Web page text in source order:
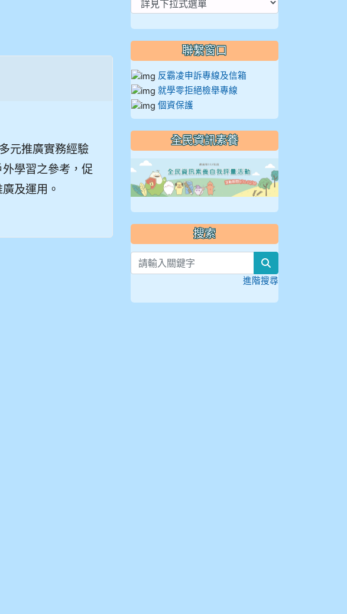
元推廣實務經驗
學習之參考，促
及運用。
聯繫窗口
反霸凌申訴專線及信箱
就學零拒絕檢舉專線
個資保護
全民資訊素養
搜索
進階搜尋